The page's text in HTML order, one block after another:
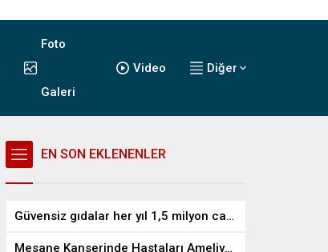
Foto
Galeri
Video Diğer
EN SON EKLENENLER
Güvensiz gıdalar her yıl 1,5 milyon can alıyor
Mesane Kanserinde Hastaları Ameliyattan Kurtaran İlaç